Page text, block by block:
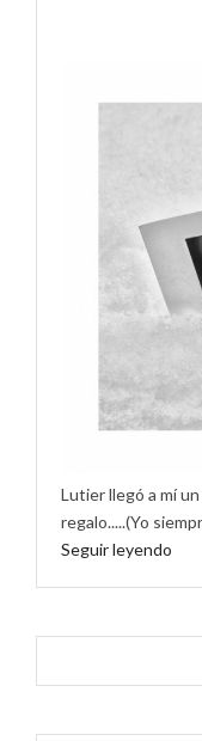
Lutier llegó a mí
regalo.....(Yo
Seguir leyendo